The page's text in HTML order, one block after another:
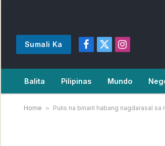
Sumali Ka
Facebook
X
Instagram
Balita Pilipinas Mundo
Home » Pulis na binaril habang nagdarasal